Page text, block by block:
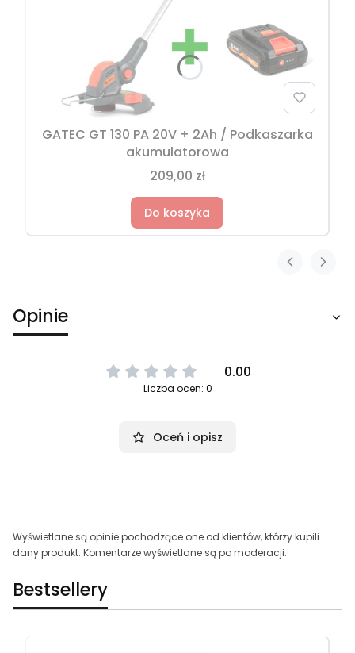
GATEC GT 130 PA 20V + 2Ah / Podkaszarka
akumulatorowa
209,00 zł
Do koszyka
Opinie
0.00
Liczba ocen: 0
Oceń i opisz
Wyświetlane są opinie pochodzące one od klientów, którzy kupili
dany produkt. Komentarze wyświetlane są po moderacji.
Bestsellery